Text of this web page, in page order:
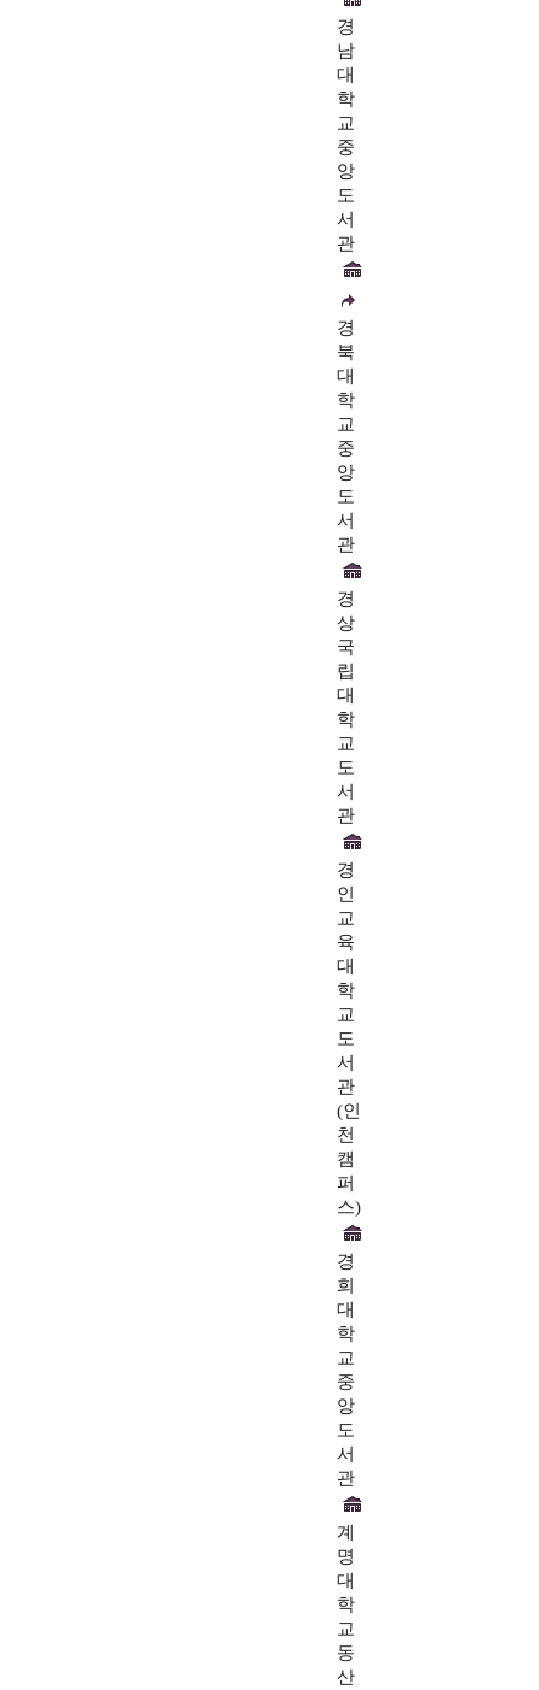
경
남
대
학
교
중
앙
도
서
관
경
북
대
학
교
중
앙
도
서
관
경
상
국
립
대
학
교
도
서
관
경
인
교
육
대
학
교
도
서
관
(인
천
캠
퍼
스)
경
희
대
학
교
중
앙
도
서
관
계
명
대
학
교
동
산